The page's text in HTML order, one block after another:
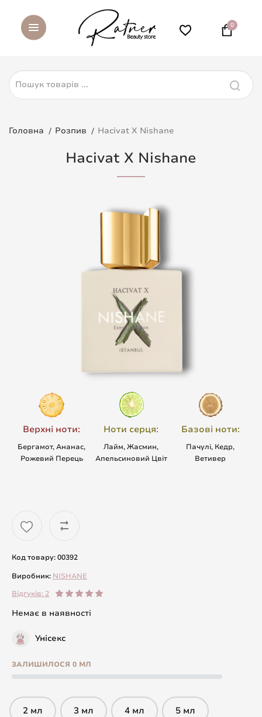
0
Головна Розпив Hacivat X Nishane
Hacivat X Nishane
Верхні ноти:
Бергамот, Ананас,
Рожевий Перець
Ноти серця:
Лайм, Жасмин,
Апельсиновий Цвіт
Базові ноти:
Пачулі, Кедр,
Ветивер
Код товару: 00392
Виробник: NISHANE
Відгуків: 2
Немає в наявності
Унісекс
ЗАЛИШИЛОСЯ 0 МЛ
2 мл 3 мл 4 мл 5 мл